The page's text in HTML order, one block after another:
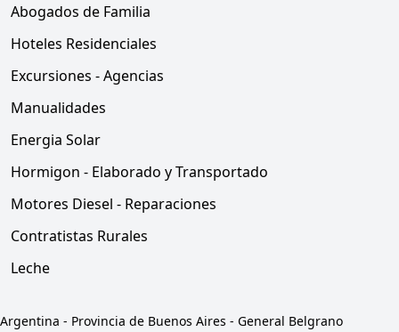
Abogados de Familia
Hoteles Residenciales
Excursiones - Agencias
Manualidades
Energia Solar
Hormigon - Elaborado y Transportado
Motores Diesel - Reparaciones
Contratistas Rurales
Leche
Argentina - Provincia de Buenos Aires - General Belgrano